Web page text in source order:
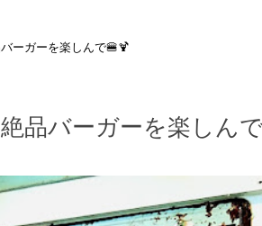
ーガーを楽しんで🍔🍹
品バーガーを楽しん